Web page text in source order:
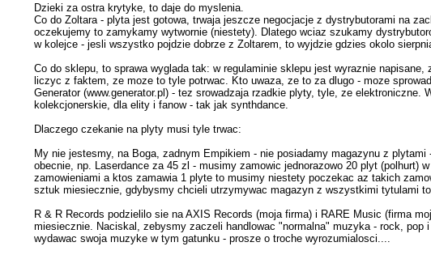
Dzieki za ostra krytyke, to daje do myslenia.
Co do Zoltara - plyta jest gotowa, trwaja jeszcze negocjacje z dystrybutorami na
oczekujemy to zamykamy wytwornie (niestety). Dlatego wciaz szukamy
w kolejce - jesli wszystko pojdzie dobrze z Zoltarem, to wyjdzie gdzies okolo
Co do sklepu, to sprawa wyglada tak: w regulaminie sklepu jest wyraznie
liczyc z faktem, ze moze to tyle potrwac. Kto uwaza, ze to za dlugo - moze
Generator (www.generator.pl) - tez srowadzaja rzadkie plyty, tyle, ze
kolekcjonerskie, dla elity i fanow - tak jak synthdance.
Dlaczego czekanie na plyty musi tyle trwac:
My nie jestesmy, na Boga, zadnym Empikiem - nie posiadamy magazynu z
obecnie, np. Laserdance za 45 zl - musimy zamowic jednorazowo 20 plyt
zamowieniami a ktos zamawia 1 plyte to musimy niestety poczekac az takich
sztuk miesiecznie, gdybysmy chcieli utrzymywac magazyn z wszystkimi tytulami
R & R Records podzielilo sie na AXIS Records (moja firma) i RARE Music (firma
miesiecznie. Naciskal, zebysmy zaczeli handlowac "normalna" muzyka - rock,
wydawac swoja muzyke w tym gatunku - prosze o troche wyrozumialosci....